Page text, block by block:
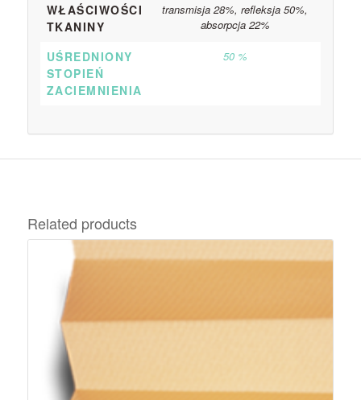
WŁAŚCIWOŚCI
TKANINY
transmisja 28%, refleksja 50%,
absorpcja 22%
UŚREDNIONY
STOPIEŃ
ZACIEMNIENIA
50 %
Related products